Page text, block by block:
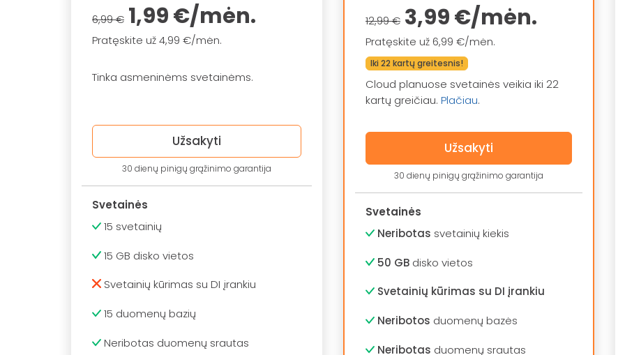
6,99 € 1,99 €/mėn.
Pratęskite už 4,99 €/mėn.
Tinka asmeninėms svetainėms.
Užsakyti
30 dienų pinigų grąžinimo garantija
Svetainės
15 svetainių
15 GB disko vietos
Svetainių kūrimas su DI įrankiu
15 duomenų bazių
Neribotas duomenų srautas
12,99 € 3,99 €/mėn.
Pratęskite už 6,99 €/mėn.
Iki 22 kartų greitesnis!
Cloud planuose svetainės veikia iki 22
kartų greičiau. Plačiau.
Užsakyti
30 dienų pinigų grąžinimo garantija
Svetainės
Neribotas svetainių kiekis
50 GB disko vietos
Svetainių kūrimas su DI įrankiu
Neribotos duomenų bazės
Neribotas duomenų srautas